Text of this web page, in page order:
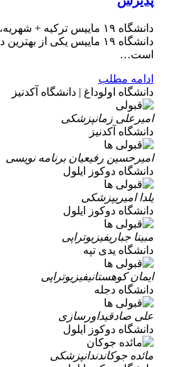
دانشگاه ۱۹ ماییس ترکیه
دانشگاه ۱۹ ماییس یکی از
است…
ادامه مطلب
دانشگاه اولوداغ | دانشگاه آکدنیز
امیرعلی زمانپزشکی
دانشگاه آکدنیز
امیرحسین رفیعیانبرنامه نویسی
دانشگاه دوکوز ایلول
یلدا امیریپزشکی
دانشگاه دوکوز ایلول
مبینا جباریفیزیوتراپی
دانشگاه یدی تپه
ایمان کوهستانیفیزیوتراپی
دانشگاه دجله
علی صادقیداورسازی
دانشگاه دوکوز ایلول
مائده جوکاندندانپزشکی